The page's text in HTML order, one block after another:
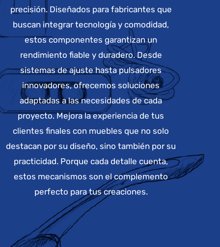
precisión. Diseñados para fabricantes que
buscan integrar tecnología y comodidad,
estos componentes garantizan un
rendimiento fiable y duradero. Desde
sistemas de ajuste hasta pulsadores
innovadores, ofrecemos soluciones
adaptadas a las necesidades de cada
proyecto. Mejora la experiencia de tus
clientes finales con muebles que no solo
destacan por su diseño, sino también por su
practicidad. Porque cada detalle cuenta,
estos mecanismos son el complemento
perfecto para tus creaciones.